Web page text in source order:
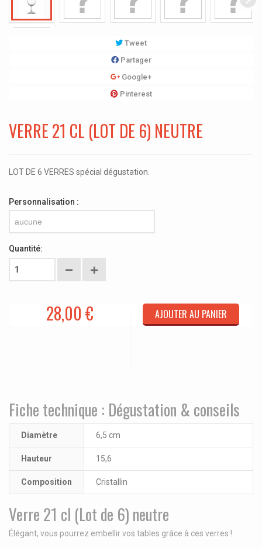
Tweet
Partager
Google+
Pinterest
VERRE 21 CL (LOT DE 6) NEUTRE
LOT DE 6 VERRES spécial dégustation.
Personnalisation :
aucune
Quantité:
28,00 € AJOUTER AU PANIER
Fiche technique : Dégustation & conseils
Diamètre 6,5 cm
Hauteur 15,6
Composition Cristallin
Verre 21 cl (Lot de 6) neutre
Élégant, vous pourrez embellir vos tables grâce à ces verres !